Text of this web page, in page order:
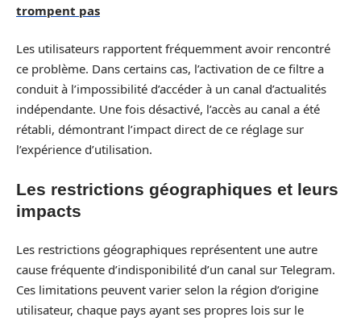
trompent pas
Les utilisateurs rapportent fréquemment avoir rencontré
ce problème. Dans certains cas, l’activation de ce filtre a
conduit à l’impossibilité d’accéder à un canal d’actualités
indépendante. Une fois désactivé, l’accès au canal a été
rétabli, démontrant l’impact direct de ce réglage sur
l’expérience d’utilisation.
Les restrictions géographiques et leurs
impacts
Les restrictions géographiques représentent une autre
cause fréquente d’indisponibilité d’un canal sur Telegram.
Ces limitations peuvent varier selon la région d’origine
utilisateur, chaque pays ayant ses propres lois sur le